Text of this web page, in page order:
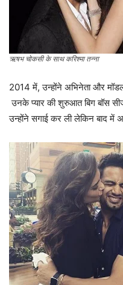
ऋषभ चोकसी के साथ करिश्मा तन्ना
2014 में, उन्होंने अभिनेता और
उनके प्यार की शुरुआत बिग बॉस
उन्होंने सगाई कर ली लेकिन बाद में